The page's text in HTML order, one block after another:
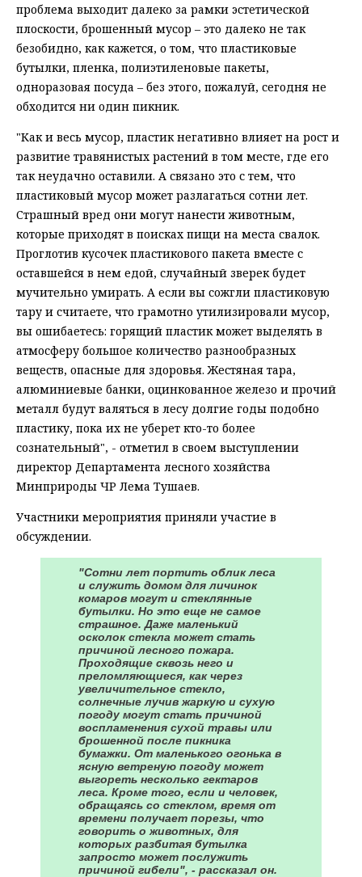
проблема выходит далеко за рамки эстетической
плоскости, брошенный мусор – это далеко не так
безобидно, как кажется, о том, что пластиковые
бутылки, пленка, полиэтиленовые пакеты,
одноразовая посуда – без этого, пожалуй, сегодня не
обходится ни один пикник.
"Как и весь мусор, пластик негативно влияет на рост и
развитие травянистых растений в том месте, где его
так неудачно оставили. А связано это с тем, что
пластиковый мусор может разлагаться сотни лет.
Страшный вред они могут нанести животным,
которые приходят в поисках пищи на места свалок.
Проглотив кусочек пластикового пакета вместе с
оставшейся в нем едой, случайный зверек будет
мучительно умирать. А если вы сожгли пластиковую
тару и считаете, что грамотно утилизировали мусор,
вы ошибаетесь: горящий пластик может выделять в
атмосферу большое количество разнообразных
веществ, опасные для здоровья. Жестяная тара,
алюминиевые банки, оцинкованное железо и прочий
металл будут валяться в лесу долгие годы подобно
пластику, пока их не уберет кто-то более
сознательный", - отметил в своем выступлении
директор Департамента лесного хозяйства
Минприроды ЧР Лема Тушаев.
Участники мероприятия приняли участие в
обсуждении.
"Сотни лет портить облик леса
и служить домом для личинок
комаров могут и стеклянные
бутылки. Но это еще не самое
страшное. Даже маленький
осколок стекла может стать
причиной лесного пожара.
Проходящие сквозь него и
преломляющиеся, как через
увеличительное стекло,
солнечные лучив жаркую и сухую
погоду могут стать причиной
воспламенения сухой травы или
брошенной после пикника
бумажки. От маленького огонька в
ясную ветреную погоду может
выгореть несколько гектаров
леса. Кроме того, если и человек,
обращаясь со стеклом, время от
времени получает порезы, что
говорить о животных, для
которых разбитая бутылка
запросто может послужить
причиной гибели", - рассказал он.